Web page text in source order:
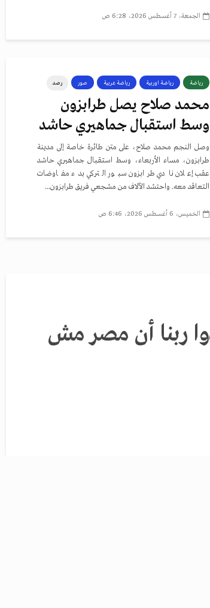
الجمعة، 7 أغسطس 2026، 6:28 ص
رياضة رياضة اوربية رياضة عربية صور رصد
محمد صلاح يصل طرابزون
وسط استقبال جماهيري حاشد
وصل النجم محمد صلاح، على متن طائرة خاصة إلى مدينة
طرابزون، مساء الأربعاء، وسط استقبال جماهيري حاشد
عقب إعلان نادي طرابزون سبور التركي بدء مفاوضات
التعاقد معه. واحتشد الآلاف من مشجعي فريق طرابزون...
الخميس، 6 أغسطس 2026، 6:46 ص